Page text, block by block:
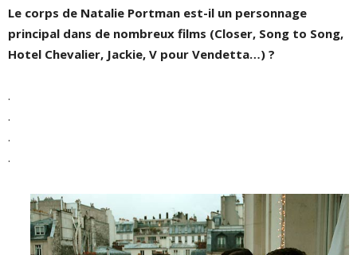
Le corps de Natalie Portman est-il un personnage
principal dans de nombreux films (Closer, Song to Song,
Hotel Chevalier, Jackie, V pour Vendetta…) ?
.
.
.
.